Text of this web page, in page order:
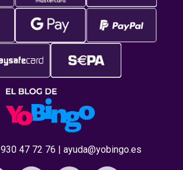
930 47 72 76 ayuda@yobingo.es